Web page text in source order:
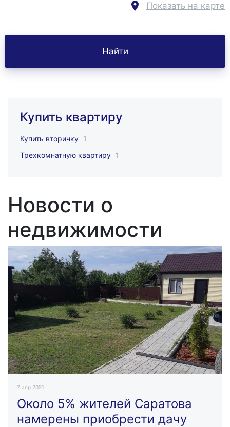
Показать на карте
Купить квартиру
Купить вторичку 1
Трехкомнатную квартиру 1
Новости о
недвижимости
7 апр 2021
Около 5% жителей Саратова
намерены приобрести дачу